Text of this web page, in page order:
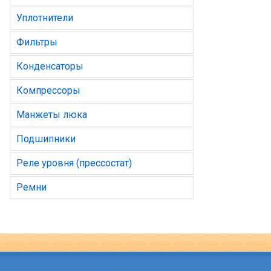
Уплотнители
Фильтры
Конденсаторы
Компрессоры
Манжеты люка
Подшипники
Реле уровня (прессостат)
Ремни